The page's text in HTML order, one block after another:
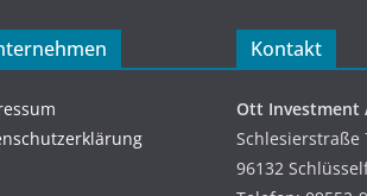
Kontakt
Ott Investment
Schlesierstraße
96132